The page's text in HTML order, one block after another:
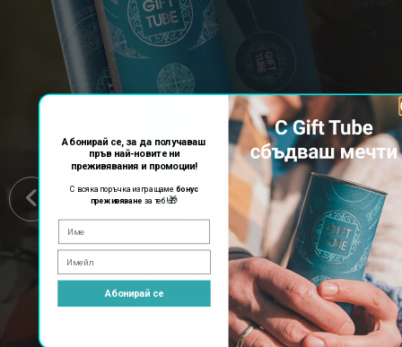
БЕЗПЛАТНА ЛУКСОЗНА
ОПАКОВКА
Абонирай се, за да получаваш
пръв най-новите ни
преживявания и промоции!
С всяка поръчка изпращаме бонус
преживяване за теб!🎁
Абонирай се